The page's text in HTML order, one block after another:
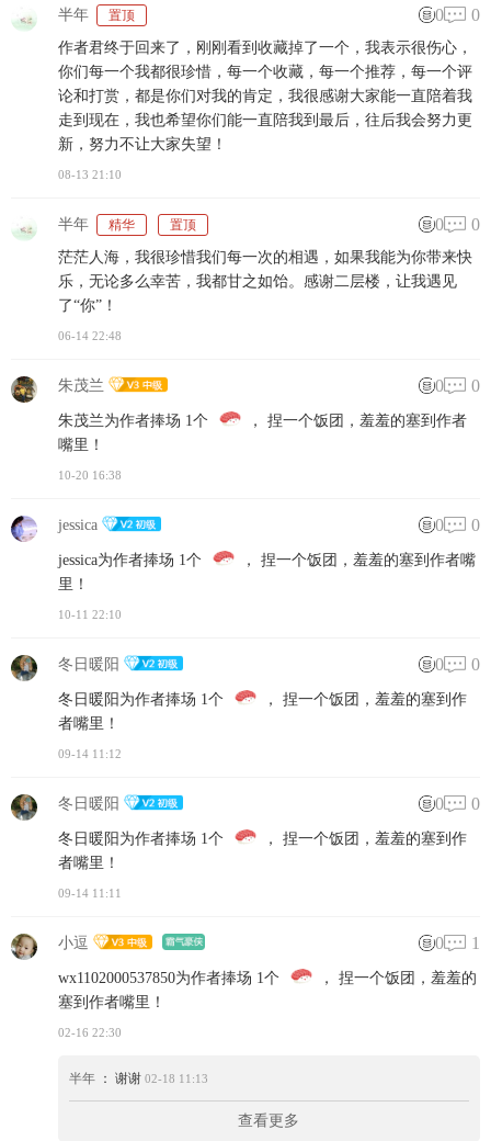
半年 置顶 0 0
作者君终于回来了，刚刚看到收藏掉了一个，我表示很伤心，
你们每一个我都很珍惜，每一个收藏，每一个推荐，每一个评
论和打赏，都是你们对我的肯定，我很感谢大家能一直陪着我
走到现在，我也希望你们能一直陪我到最后，往后我会努力更
新，努力不让大家失望！
08-13 21:10
半年 精华 置顶 0 0
茫茫人海，我很珍惜我们每一次的相遇，如果我能为你带来快
乐，无论多么幸苦，我都甘之如饴。感谢二层楼，让我遇见
了“你”！
06-14 22:48
朱茂兰 0 0
朱茂兰为作者捧场 1个
， 捏一个饭团，羞羞的塞到作者
嘴里！
10-20 16:38
jessica 0 0
jessica为作者捧场 1个
， 捏一个饭团，羞羞的塞到作者嘴
里！
10-11 22:10
冬日暖阳 0 0
冬日暖阳为作者捧场 1个
， 捏一个饭团，羞羞的塞到作
者嘴里！
09-14 11:12
冬日暖阳 0 0
冬日暖阳为作者捧场 1个
， 捏一个饭团，羞羞的塞到作
者嘴里！
09-14 11:11
小逗 0 1
wx1102000537850为作者捧场 1个
， 捏一个饭团，羞羞的
塞到作者嘴里！
02-16 22:30
半年： 谢谢 02-18 11:13
查看更多